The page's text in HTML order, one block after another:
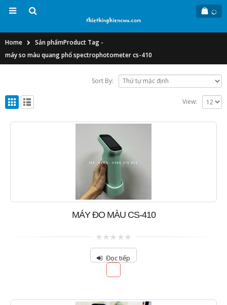
Home Sản phẩmProduct Tag -
máy so màu quang phổ spectrophotometer cs-410
Sort By:
View:
MÁY ĐO MÀU CS-410
0
of
Đọc tiếp